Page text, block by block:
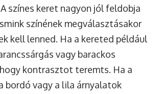
A színes keret nagyon jól feldobja
színének megválasztásakor
kell lenned. Ha a kereted például
vagy barackos
kontrasztot teremts. Ha a
bordó vagy a lila árnyalatok